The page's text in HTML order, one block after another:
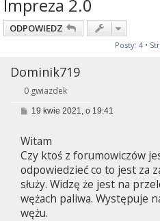
Impreza 2.0
ODPOWIEDZ
Posty: 4 •
Dominik719
0 gwiazdek
P
t
19 kwie 2021, o 19:41
Witam
Czy ktoś z forumowiczów
odpowiedzieć co to jest za
służy. Widzę że jest na
wężach paliwa. Występuje
wężu.